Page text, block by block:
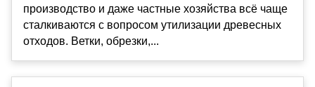
производство и даже частные хозяйства всё чаще
сталкиваются с вопросом утилизации древесных
отходов. Ветки, обрезки,...